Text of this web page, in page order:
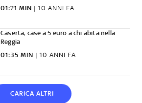
01:21 MIN | 10 ANNI FA
Caserta, case a 5 euro a chi abita nella
Reggia
01:35 MIN | 10 ANNI FA
CARICA ALTRI